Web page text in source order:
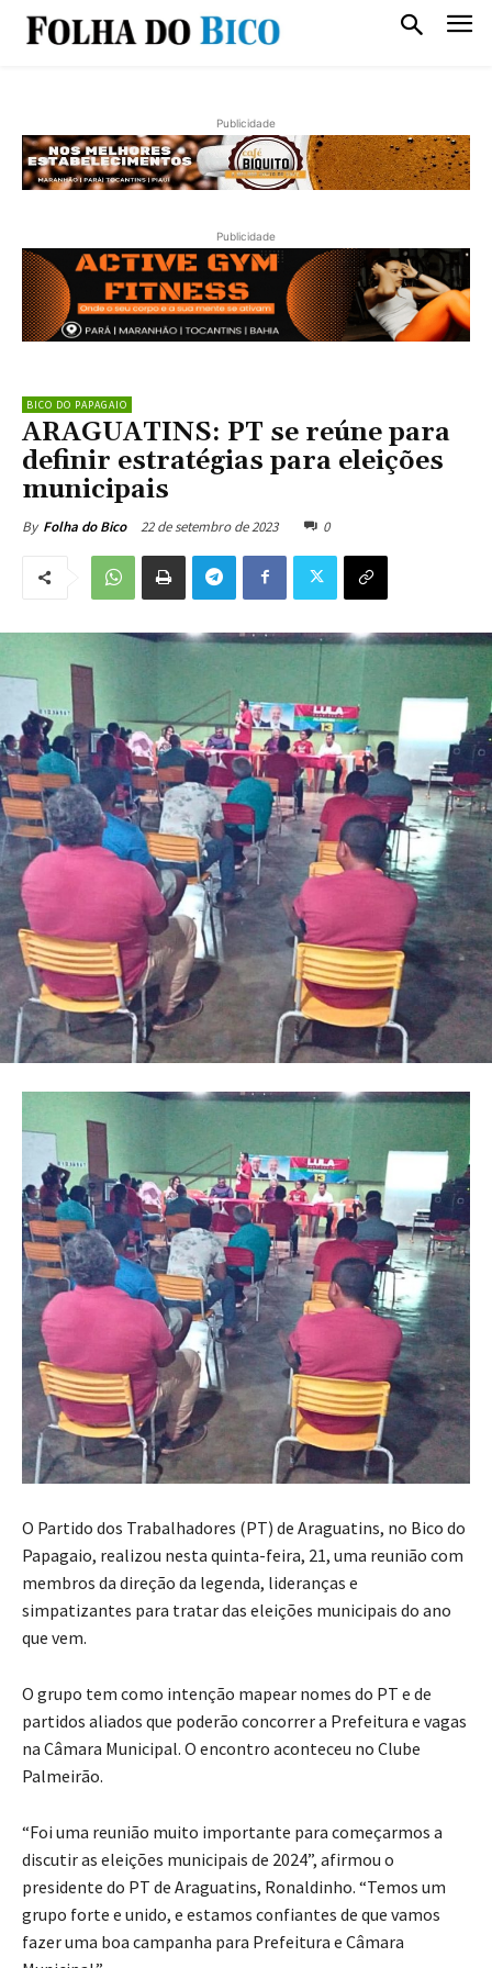
Publicidade
Publicidade
BICO DO PAPAGAIO
ARAGUATINS: PT se reúne para
definir estratégias para eleições
municipais
By Folha do Bico 22 de setembro de 2023 0
O Partido dos Trabalhadores (PT) de Araguatins, no Bico do
Papagaio, realizou nesta quinta-feira, 21, uma reunião com
membros da direção da legenda, lideranças e
simpatizantes para tratar das eleições municipais do ano
que vem.
O grupo tem como intenção mapear nomes do PT e de
partidos aliados que poderão concorrer a Prefeitura e vagas
na Câmara Municipal. O encontro aconteceu no Clube
Palmeirão.
“Foi uma reunião muito importante para começarmos a
discutir as eleições municipais de 2024”, afirmou o
presidente do PT de Araguatins, Ronaldinho. “Temos um
grupo forte e unido, e estamos confiantes de que vamos
fazer uma boa campanha para Prefeitura e Câmara